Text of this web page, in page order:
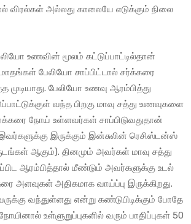
விரல்கள் அல்லது காலையே எடுக்கும் நிலை
உணவின் மூலம் கட்டுப்பாட்டில்தான்
மாதங்கள் பேலியோ சாப்பிட்டால் சர்க்கரை
பேலியோ உணவு ஆரம்பித்து
வந்த பிறகு மாவு சத்து உணவுகளை
நோய் உள்ளவர்கள் சாப்பிடுவதுதான்
இருக்கும் இன்சுலின் ரெசிஸ்டன்ஸ்
ஆகும்). தினமும் அவர்கள் மாவு சத்து
ஆரம்பித்தால் மீண்டும் அவர்களுக்கு உடல்
அளவுகள் அதிகமாக வாய்ப்பு இருக்கிறது.
வந்துள்ளது என்று கண்டுபிடிக்கும் போதே
உள்ளுறுப்புகளில் வரும் பாதிப்புகள் 50